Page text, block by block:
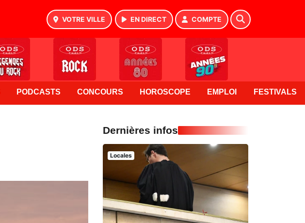
VOTRE VILLE EN DIRECT COMPTE
PODCASTS CONCOURS HOROSCOPE EMPLOI FESTIVALS
Dernières infos
Locales